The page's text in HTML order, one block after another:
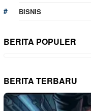
BISNIS
BERITA POPULER
BERITA TERBARU